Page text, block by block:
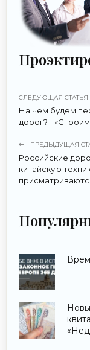
СЛЕДУЮЩАЯ СТАТЬЯ
На чем будем
дорог? -
ПРЕДЫДУЩАЯ
Российские
китайскую